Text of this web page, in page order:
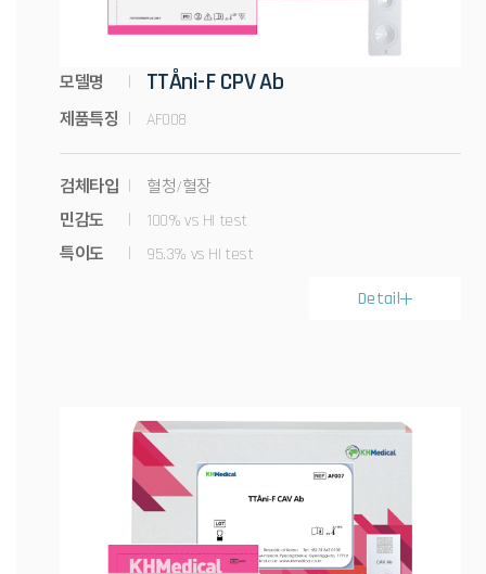
모델명 TTÅni-F CPV Ab
제품특징 AF008
검체타입
혈청/혈장
민감도
100% vs HI test
특이도
95.3% vs HI test
Detail